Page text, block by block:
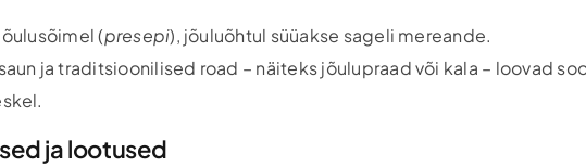
(presepi), jõuluõhtul süüakse sageli mereande.
ja traditsioonilised road – näiteks jõulupraad või kala – loovad
ja lootused